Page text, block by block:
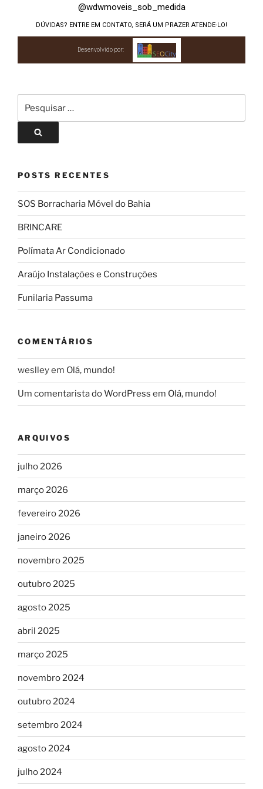
@wdwmoveis_sob_medida
DÚVIDAS? ENTRE EM CONTATO, SERÁ UM PRAZER ATENDE-LO!
Desenvolvido por:
POSTS RECENTES
SOS Borracharia Móvel do Bahia
BRINCARE
Polímata Ar Condicionado
Araújo Instalações e Construções
Funilaria Passuma
COMENTÁRIOS
weslleyem Olá, mundo!
Um comentarista do WordPress em Olá, mundo!
ARQUIVOS
julho 2026
março 2026
fevereiro 2026
janeiro 2026
novembro 2025
outubro 2025
agosto 2025
abril 2025
março 2025
novembro 2024
outubro 2024
setembro 2024
agosto 2024
julho 2024